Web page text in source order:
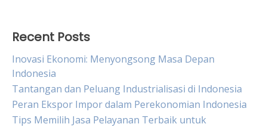
Recent Posts
Inovasi Ekonomi: Menyongsong Masa Depan
Indonesia
Tantangan dan Peluang Industrialisasi di Indonesia
Peran Ekspor Impor dalam Perekonomian Indonesia
Tips Memilih Jasa Pelayanan Terbaik untuk